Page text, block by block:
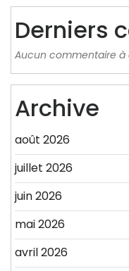
Derniers
Aucun commentaire à
Archive
août 2026
juillet 2026
juin 2026
mai 2026
avril 2026